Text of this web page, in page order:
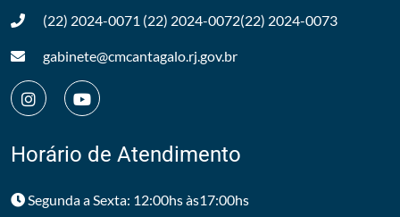
(22) 2024-0071 (22) 2024-0072(22) 2024-0073
gabinete@cmcantagalo.rj.gov.br
Horário de Atendimento
Segunda a Sexta: 12:00hs às17:00hs